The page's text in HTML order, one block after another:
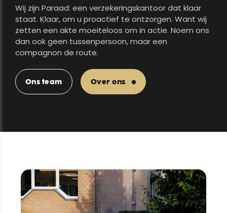
Wij zijn Paraad: een verzekeringskantoor dat klaar
staat. Klaar, om u proactief te ontzorgen. Want wij
zetten een akte moeiteloos om in actie. Noem ons
dan ook geen tussenpersoon, maar een
compagnon de route.
Ons team Over ons